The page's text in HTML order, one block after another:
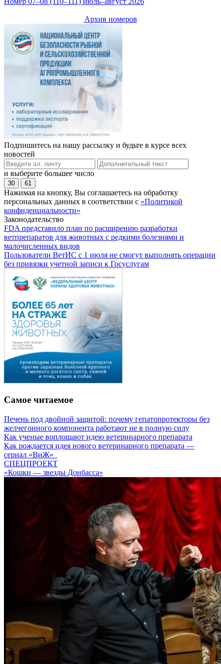
Архив номеров
Подпишитесь на нашу рассылку и будьте в курсе всех
новостей
и выберите большее число
30 61
Нажимая на кнопку, Вы соглашаетесь на обработку
персональных данных в соответствии с «Политикой
конфиденциальности»
Законодательство
FDA представило план по расширению разработки
ветпрепаратов для животных с редкими болезнями и
малочисленных видов
Пользователи ВетИС с 1 июля не смогут выполнять операции
без привязки учетной записи к Госуслугам
Самое читаемое
Печень под двойной защитой: почему гепатопротекторы без
желчегонного компонента работают не в полную силу
Как ученые воплощают идею ветеринарного препарата
Как рождается идея нового ветеринарного препарата —
сериал «ВиЖ»
СПЕЦПРОЕКТ
«Кошки — звезды Донбасса»